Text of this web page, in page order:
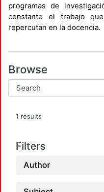
programas de
constante el trabajo
repercutan en la docencia.
Browse
1 results
Filters
Author